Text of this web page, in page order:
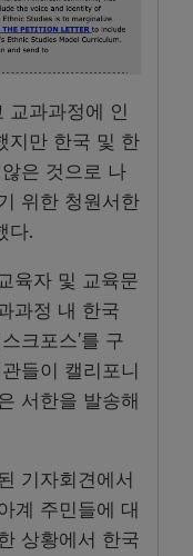
교과과정에 인
지만 한국 및 한
은 것으로 나
위한 청원서한
다.
육자 및 교육문
과정 내 한국
크포스’를 구
들이 캘리포니
서한을 발송해
기자회견에서
계 주민들에 대
상황에서 한국